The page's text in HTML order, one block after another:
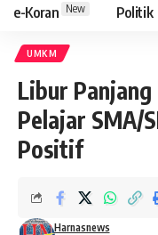
e-Koran New Politik
UMKM
Libur
Pelajar SMA/
Positif
Harnasnews